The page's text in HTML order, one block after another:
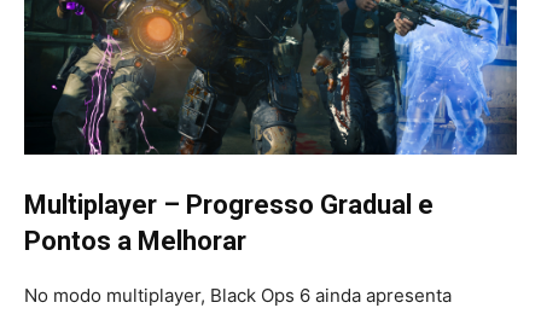
Multiplayer – Progresso Gradual e
Pontos a Melhorar
No modo multiplayer, Black Ops 6 ainda apresenta